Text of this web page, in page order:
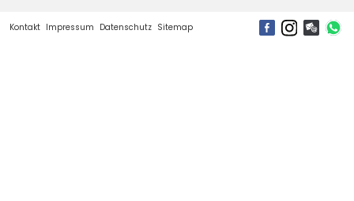
Kontakt Impressum Datenschutz Sitemap